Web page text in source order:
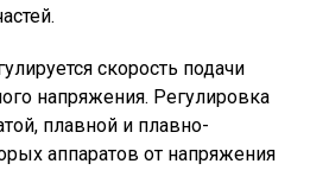
скорость подачи
напряжения. Регулировка
плавной и плавно-
аппаратов от напряжения